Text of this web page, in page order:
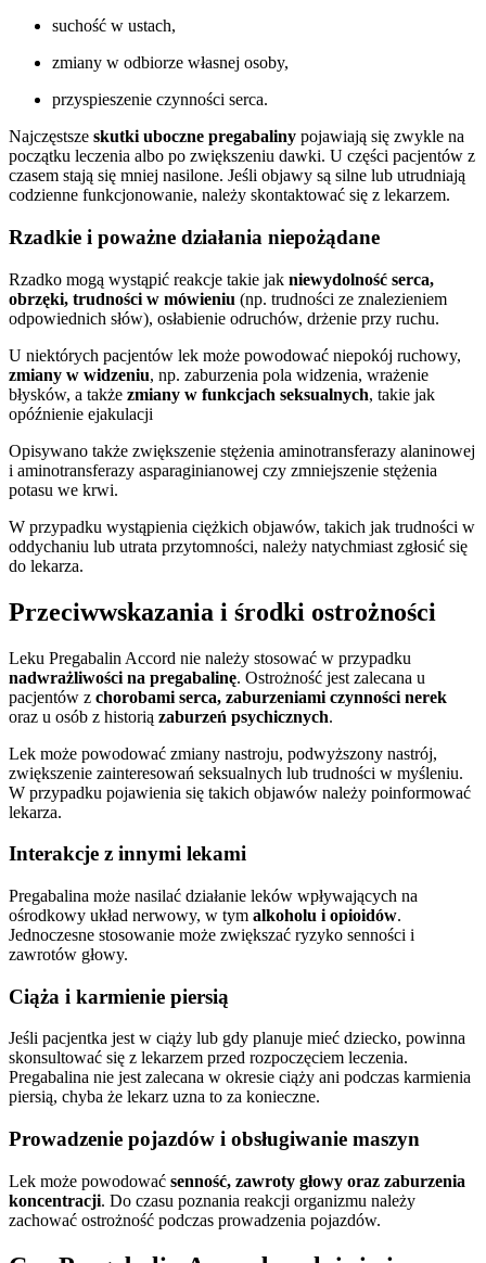
suchość w ustach,
zmiany w odbiorze własnej osoby,
przyspieszenie czynności serca.
Najczęstsze skutki uboczne pregabaliny pojawiają się zwykle na
początku leczenia albo po zwiększeniu dawki. U części pacjentów z
czasem stają się mniej nasilone. Jeśli objawy są silne lub utrudniają
codzienne funkcjonowanie, należy skontaktować się z lekarzem.
Rzadkie i poważne działania niepożądane
Rzadko mogą wystąpić reakcje takie jak niewydolność serca,
obrzęki, trudności w mówieniu (np. trudności ze znalezieniem
odpowiednich słów), osłabienie odruchów, drżenie przy ruchu.
U niektórych pacjentów lek może powodować niepokój ruchowy,
zmiany w widzeniu, np. zaburzenia pola widzenia, wrażenie
błysków, a także zmiany w funkcjach seksualnych, takie jak
opóźnienie ejakulacji
Opisywano także zwiększenie stężenia aminotransferazy alaninowej
i aminotransferazy asparaginianowej czy zmniejszenie stężenia
potasu we krwi.
W przypadku wystąpienia ciężkich objawów, takich jak trudności w
oddychaniu lub utrata przytomności, należy natychmiast zgłosić się
do lekarza.
Przeciwwskazania i środki ostrożności
Leku Pregabalin Accord nie należy stosować w przypadku
nadwrażliwości na pregabalinę. Ostrożność jest zalecana u
pacjentów z chorobami serca, zaburzeniami czynności nerek
oraz u osób z historią zaburzeń psychicznych.
Lek może powodować zmiany nastroju, podwyższony nastrój,
zwiększenie zainteresowań seksualnych lub trudności w myśleniu.
W przypadku pojawienia się takich objawów należy poinformować
lekarza.
Interakcje z innymi lekami
Pregabalina może nasilać działanie leków wpływających na
ośrodkowy układ nerwowy, w tym alkoholu i opioidów.
Jednoczesne stosowanie może zwiększać ryzyko senności i
zawrotów głowy.
Ciąża i karmienie piersią
Jeśli pacjentka jest w ciąży lub gdy planuje mieć dziecko, powinna
skonsultować się z lekarzem przed rozpoczęciem leczenia.
Pregabalina nie jest zalecana w okresie ciąży ani podczas karmienia
piersią, chyba że lekarz uzna to za konieczne.
Prowadzenie pojazdów i obsługiwanie maszyn
Lek może powodować senność, zawroty głowy oraz zaburzenia
koncentracji. Do czasu poznania reakcji organizmu należy
zachować ostrożność podczas prowadzenia pojazdów.